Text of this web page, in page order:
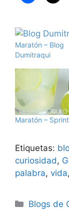
Maratón – Blog
Dumitraqui
Maratón –
Etiquetas:
curiosidad,
palabra, vida,
Blogs de